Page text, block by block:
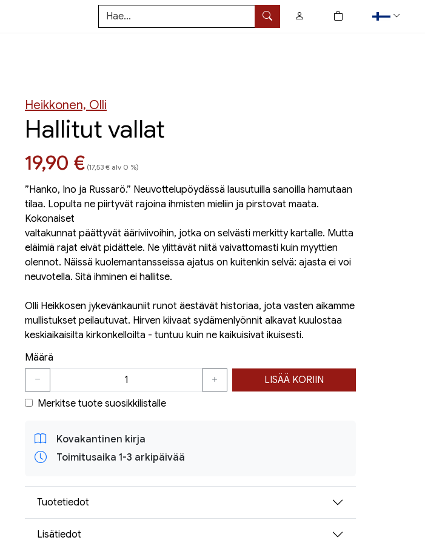
Hae
0
tuotetta ostoskorissa
Heikkonen, Olli
Hallitut vallat
Hinta nyt
19,90 € (17,53 € alv 0 %)
”Hanko, Ino ja Russarö.” Neuvottelupöydässä lausutuilla sanoilla hamutaan
tilaa. Lopulta ne piirtyvät rajoina ihmisten mieliin ja pirstovat maata.
Kokonaiset
valtakunnat päättyvät ääriviivoihin, jotka on selvästi merkitty kartalle. Mutta
eläimiä rajat eivät pidättele. Ne ylittävät niitä vaivattomasti kuin myyttien
olennot. Näissä kuolemantansseissa ajatus on kuitenkin selvä: ajasta ei voi
neuvotella. Sitä ihminen ei hallitse.
Olli Heikkosen jykevänkauniit runot äestävät historiaa, jota vasten aikamme
mullistukset peilautuvat. Hirven kiivaat sydämenlyönnit alkavat kuulostaa
keskiaikaisilta kirkonkelloilta - tuntuu kuin ne kaikuisivat ikuisesti.
Määrä
LISÄÄ KORIIN
Merkitse tuote suosikkilistalle
Kovakantinen kirja
Toimitusaika 1-3 arkipäivää
Tuotetiedot
Lisätiedot